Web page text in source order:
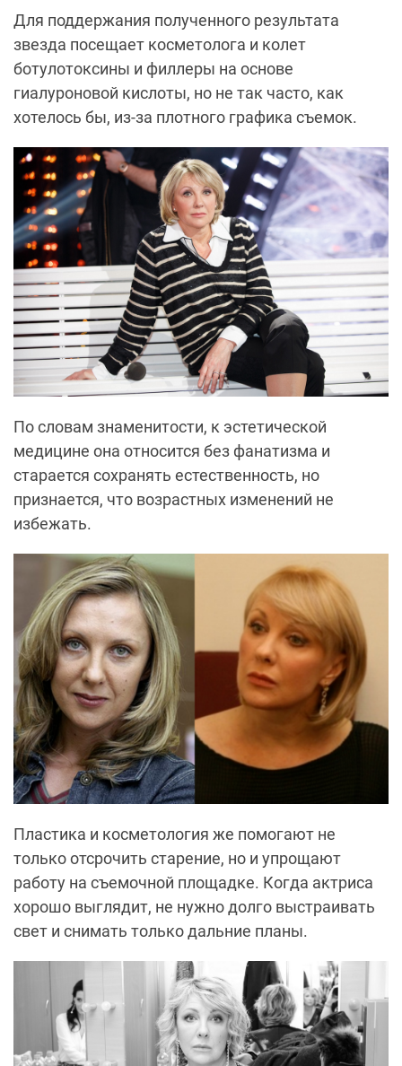
Для поддержания полученного результата
звезда посещает косметолога и колет
ботулотоксины и филлеры на основе
гиалуроновой кислоты, но не так часто, как
хотелось бы, из-за плотного графика съемок.
По словам знаменитости, к эстетической
медицине она относится без фанатизма и
старается сохранять естественность, но
признается, что возрастных изменений не
избежать.
Пластика и косметология же помогают не
только отсрочить старение, но и упрощают
работу на съемочной площадке. Когда актриса
хорошо выглядит, не нужно долго выстраивать
свет и снимать только дальние планы.